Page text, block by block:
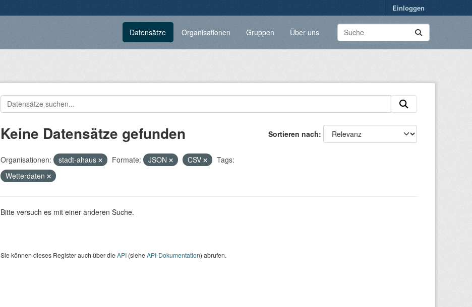
Einloggen
Datensätze Organisationen Gruppen Über uns
Sortieren nach
Keine Datensätze gefunden
Organisationen: stadt-ahaus Formate: JSON CSV
Tags:
Wetterdaten
Bitte versuch es mit einer anderen Suche.
Sie können dieses Register auch über dieAPI(sieheAPI-Dokumentation) abrufen.